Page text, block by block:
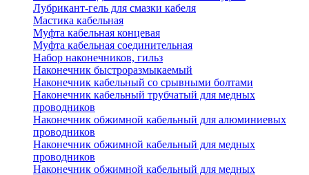
Лубрикант-гель для смазки кабеля
Мастика кабельная
Муфта кабельная концевая
Муфта кабельная соединительная
Набор наконечников, гильз
Наконечник быстроразмыкаемый
Наконечник кабельный со срывными болтами
Наконечник кабельный трубчатый для медных
проводников
Наконечник обжимной кабельный для алюминиевых
проводников
Наконечник обжимной кабельный для медных
проводников
Наконечник обжимной кабельный для медных